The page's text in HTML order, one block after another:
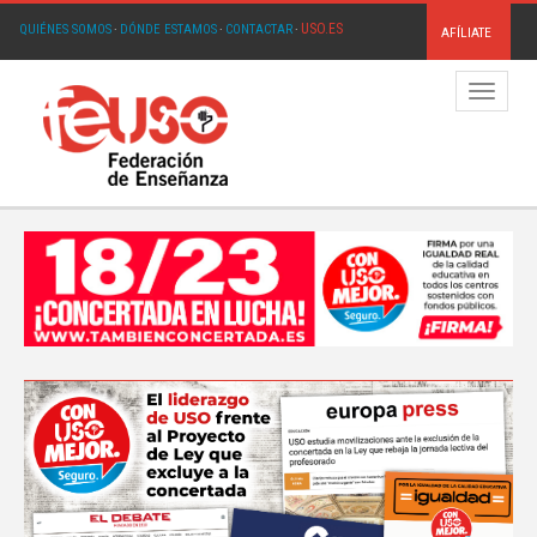
QUIÉNES SOMOS· DÓNDE ESTAMOS· CONTACTAR· USO.ES AFÍLIATE
Menú